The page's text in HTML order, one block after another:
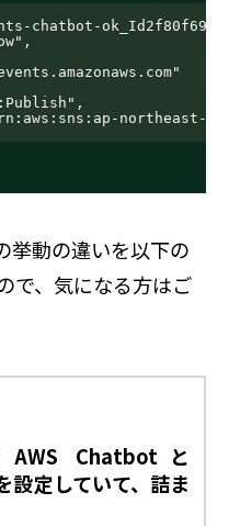
chatbot-ok_Id2f80f695-
northeast-
挙動の違いを以下の
で、気になる方はご
Chatbotと
設定していて、詰ま